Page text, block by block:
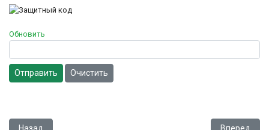
Обновить
Отправить Очистить
Предыдущий: Scooby-Doo Следующий: